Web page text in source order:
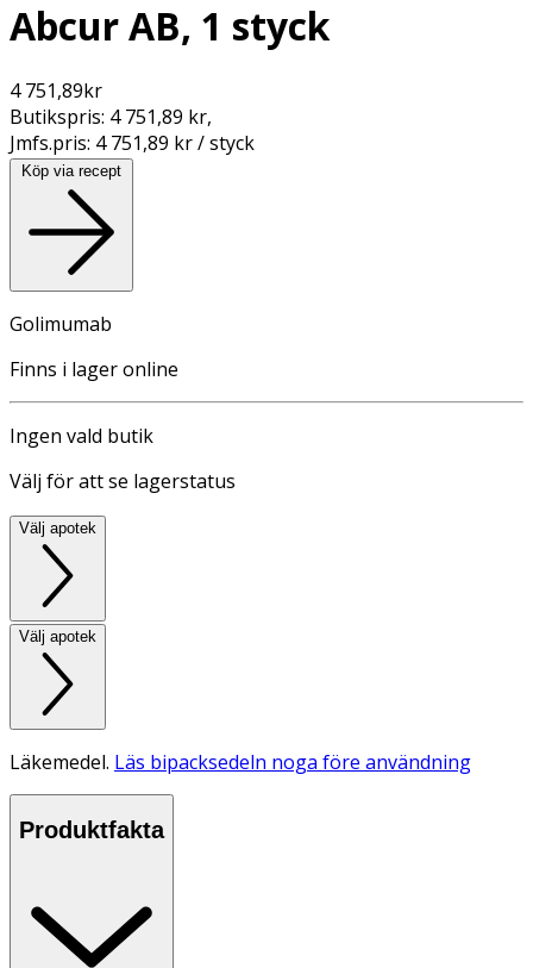
Abcur AB, 1 styck
4 751,89kr
Butikspris: 4 751,89 kr,
Jmfs.pris: 4 751,89 kr / styck
Köp via recept
Golimumab
Finns i lager online
Ingen vald butik
Välj för att se lagerstatus
Välj apotek
Välj apotek
Läkemedel. Läs bipacksedeln noga före användning
Produktfakta